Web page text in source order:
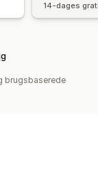
14-dages
brugsbaserede